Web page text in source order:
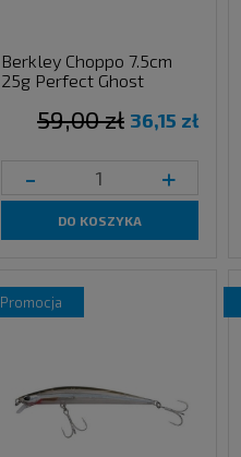
Berkley Choppo 7.5cm
25g Perfect Ghost
36,15 zł
59,00 zł
- +
DO KOSZYKA
promocja